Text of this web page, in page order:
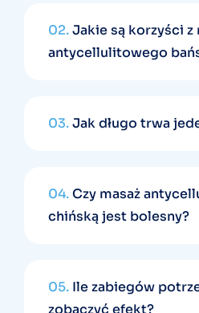
02.Jakie są korzyści z
antycellulitowego
03.Jak długo trwa
04.Czy masaż
chińską jest bolesny?
05. Ile zabiegów
zobaczyć efekt?